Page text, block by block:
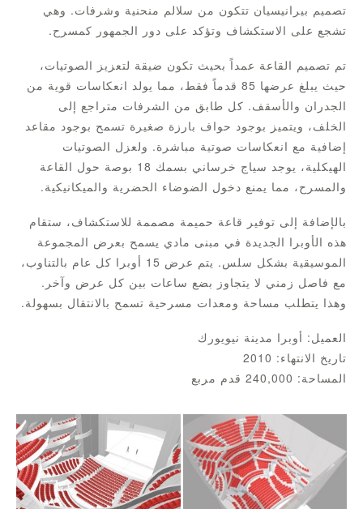
تصميم بيرانيسيان تتكون من سلالم منحنية وشرفات. وهي
تشجع على الاستكشاف وتؤكد على دور الجمهور كمسرح.
تم تصميم القاعة عمداً بحيث تكون ضيقة لتعزيز الصوتيات،
حيث يبلغ عرضها 85 قدماً فقط، مما يولد انعكاسات قوية من
الجدران والأسقف. كل طابق من الشرفات متراجع إلى
الخلف، ويتميز بوجود حواف بارزة صغيرة تسمح بوجود مقاعد
إضافية مع انعكاسات صوتية مباشرة. ولعزل الصوتيات
الهيكلية، يوجد سياج خرساني بسمك 18 بوصة حول القاعة
والمسرح، مما يمنع دخول الضوضاء الحضرية والميكانيكية.
بالإضافة إلى توفير قاعة حميمة مصممة للاستكشاف، ستقام
هذه الأوبرا الجديدة في مبنى مادي يسمح بعرض المجموعة
الموسيقية بشكل سلس. يتم عرض 15 أوبرا كل عام بالتناوب،
مع فاصل زمني لا يتجاوز بضع ساعات بين كل عرض وآخر.
وهذا يتطلب مساحة ومعدات مسرحية تسمح بالانتقال بسهولة.
العميل: أوبرا مدينة نيويورك
تاريخ الانتهاء: 2010
المساحة: 240,000 قدم مربع